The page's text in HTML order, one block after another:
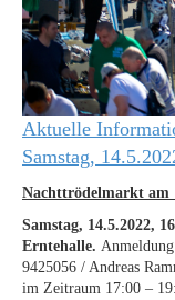
Aktuelle
Samstag,
Nachttrödelmarkt am
Samstag, 14.5.2022,
Erntehalle.
9425056 / Andreas
im Zeitraum 17:00 –